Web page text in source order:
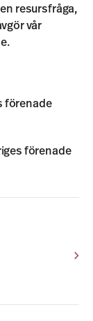
resursfråga,
vår
förenade
förenade